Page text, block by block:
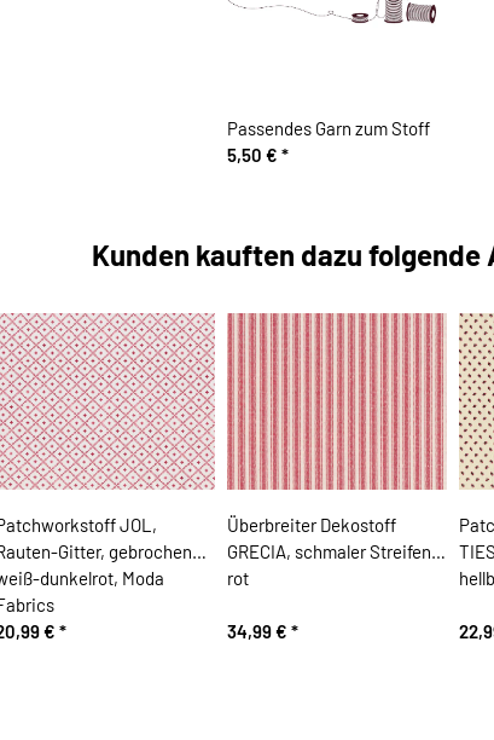
Passendes Garn zum Stoff
5,50 € *
Kunden kauften dazu folgende
JOL,
Gitter, gebrochenes
dunkelrot, Moda
€ *
Überbreiter Dekostoff
GRECIA, schmaler Streifen,
rot
34,99 € *